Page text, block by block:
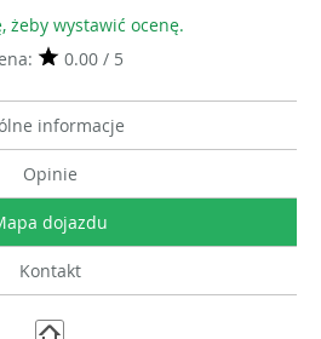
żeby wystawić ocenę.
0.00 / 5
informacje
Opinie
dojazdu
Kontakt